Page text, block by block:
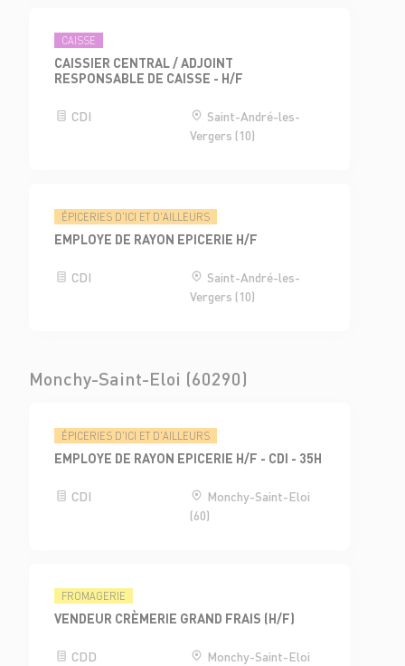
CAISSE
CAISSIER CENTRAL / ADJOINT
RESPONSABLE DE CAISSE - H/F
CDI
Saint-André-les-
Vergers (10)
ÉPICERIES D'ICI ET D'AILLEURS
EMPLOYE DE RAYON EPICERIE H/F
CDI
Saint-André-les-
Vergers (10)
Monchy-Saint-Eloi (60290)
ÉPICERIES D'ICI ET D'AILLEURS
EMPLOYE DE RAYON EPICERIE H/F - CDI - 35H
CDI
Monchy-Saint-Eloi
(60)
FROMAGERIE
VENDEUR CRÈMERIE GRAND FRAIS (H/F)
CDD
Monchy-Saint-Eloi